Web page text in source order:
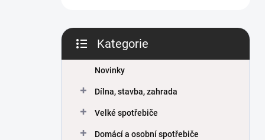
kategorie
Kategorie
Novinky
Dílna, stavba, zahrada
Velké spotřebiče
Domácí a osobní spotřebiče